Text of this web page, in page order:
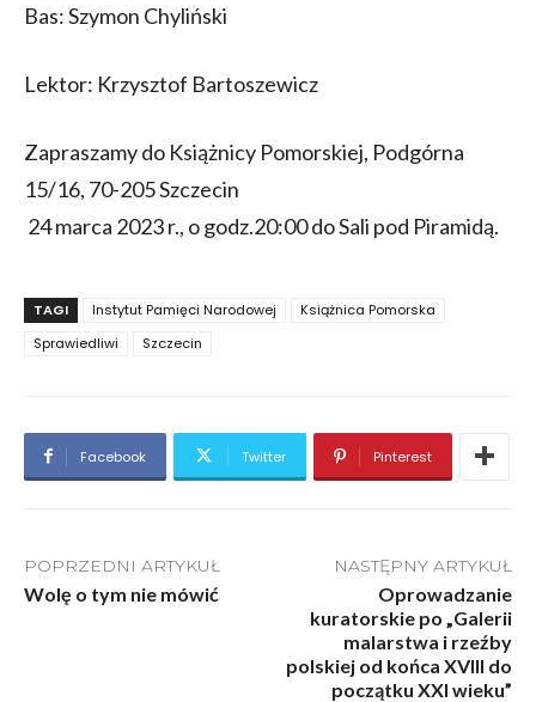
Bas: Szymon Chyliński
Lektor: Krzysztof Bartoszewicz
Zapraszamy do Książnicy Pomorskiej, Podgórna
15/16, 70-205 Szczecin
24 marca 2023 r., o godz.20:00 do Sali pod Piramidą.
TAGI Instytut Pamięci Narodowej
Książnica Pomorska
Sprawiedliwi
Szczecin
Facebook Twitter Pinterest
POPRZEDNI ARTYKUŁ
Wolę o tym nie mówić
NASTĘPNY ARTYKUŁ
Oprowadzanie
kuratorskie po „Galerii
malarstwa i rzeźby
polskiej od końca XVIII do
początku XXI wieku”